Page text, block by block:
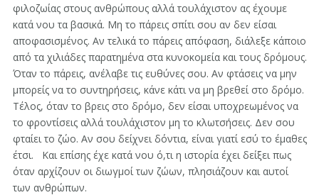
φιλοζωίας στους ανθρώπους αλλά τουλάχιστον ας έχουμε
κατά νου τα βασικά. Μη το πάρεις σπίτι σου αν δεν είσαι
αποφασισμένος. Αν τελικά το πάρεις απόφαση, διάλεξε κάποιο
από τα χιλιάδες παρατημένα στα κυνοκομεία και τους δρόμους.
Όταν το πάρεις, ανέλαβε τις ευθύνες σου. Αν φτάσεις να μην
μπορείς να το συντηρήσεις, κάνε κάτι να μη βρεθεί στο δρόμο.
Τέλος, όταν το βρεις στο δρόμο, δεν είσαι υποχρεωμένος να
το φροντίσεις αλλά τουλάχιστον μη το κλωτσήσεις. Δεν σου
φταίει το ζώο. Αν σου δείχνει δόντια, είναι γιατί εσύ το έμαθες
έτσι. Και επίσης έχε κατά νου ό,τι η ιστορία έχει δείξει πως
όταν αρχίζουν οι διωγμοί των ζώων, πλησιάζουν και αυτοί
των ανθρώπων.